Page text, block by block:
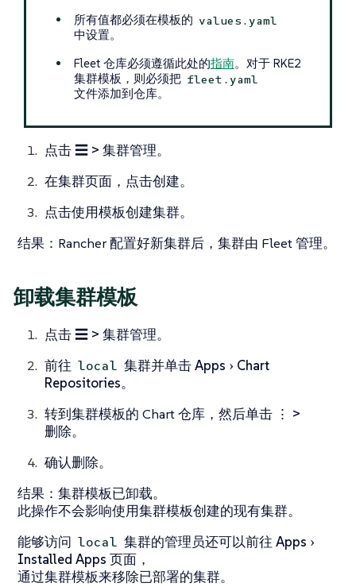
所有值都必须在模板的 values.yaml
中设置。
Fleet 仓库必须遵循此处的指南。对于 RKE2
集群模板，则必须把 fleet.yaml
文件添加到仓库。
点击 ☰ > 集群管理。
在集群页面，点击创建。
点击使用模板创建集群。
结果 ：Rancher 配置好新集群后，集群由 Fleet 管理。
卸载集群模板
点击 ☰ > 集群管理。
前往 local 集群并单击Apps
Chart
Repositories。
转到集群模板的 Chart 仓库，然后单击 ⋮ >
删除。
确认删除。
结果 ：集群模板已卸载。
此操作不会影响使用集群模板创建的现有集群。
能够访问 local 集群的管理员还可以前往Apps
Installed Apps 页面，
通过集群模板来移除已部署的集群。